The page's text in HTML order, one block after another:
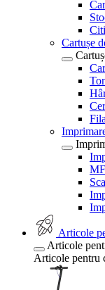
Cartușe
Articole
Articole
Articole pentru